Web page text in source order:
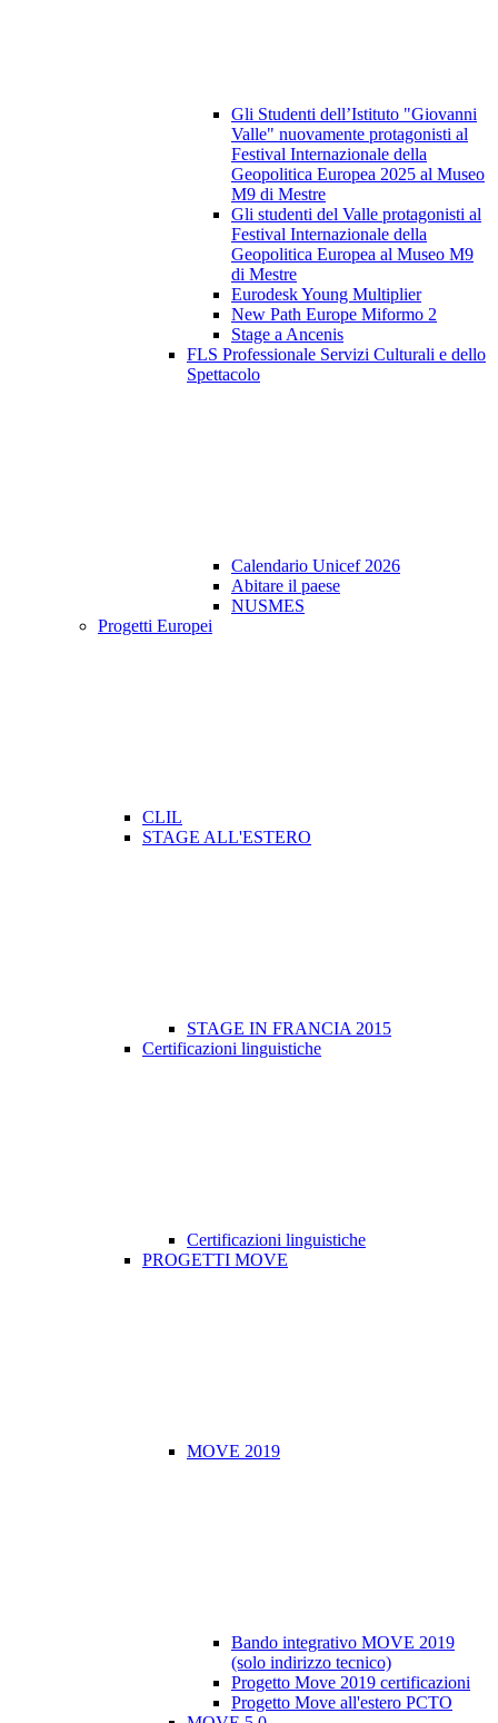
Gli Studenti dell’Istituto "Giovanni
Valle" nuovamente protagonisti al
Festival Internazionale della
Geopolitica Europea 2025 al Museo
M9 di Mestre
Gli studenti del Valle protagonisti al
Festival Internazionale della
Geopolitica Europea al Museo M9
di Mestre
Eurodesk Young Multiplier
New Path Europe Miformo 2
Stage a Ancenis
FLS Professionale Servizi Culturali e dello
Spettacolo
Calendario Unicef 2026
Abitare il paese
NUSMES
Progetti Europei
CLIL
STAGE ALL'ESTERO
STAGE IN FRANCIA 2015
Certificazioni linguistiche
Certificazioni linguistiche
PROGETTI MOVE
MOVE 2019
Bando integrativo MOVE 2019
(solo indirizzo tecnico)
Progetto Move 2019 certificazioni
Progetto Move all'estero PCTO